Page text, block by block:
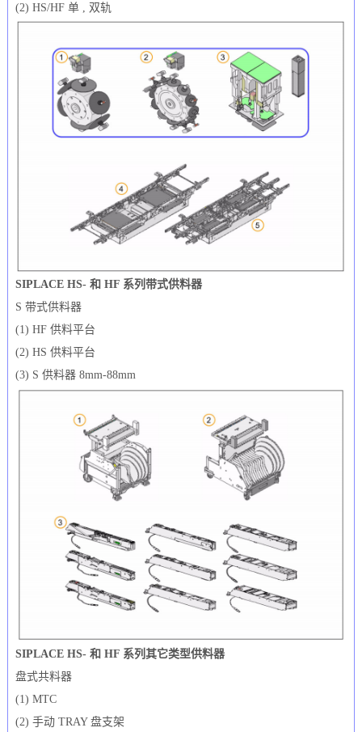
(2) HS/HF 单 , 双轨
SIPLACE HS- 和 HF 系列带式供料器
S 带式供料器
(1) HF 供料平台
(2) HS 供料平台
(3) S 供料器 8mm-88mm
SIPLACE HS- 和 HF 系列其它类型供料器
盘式共料器
(1) MTC
(2) 手动 TRAY 盘支架